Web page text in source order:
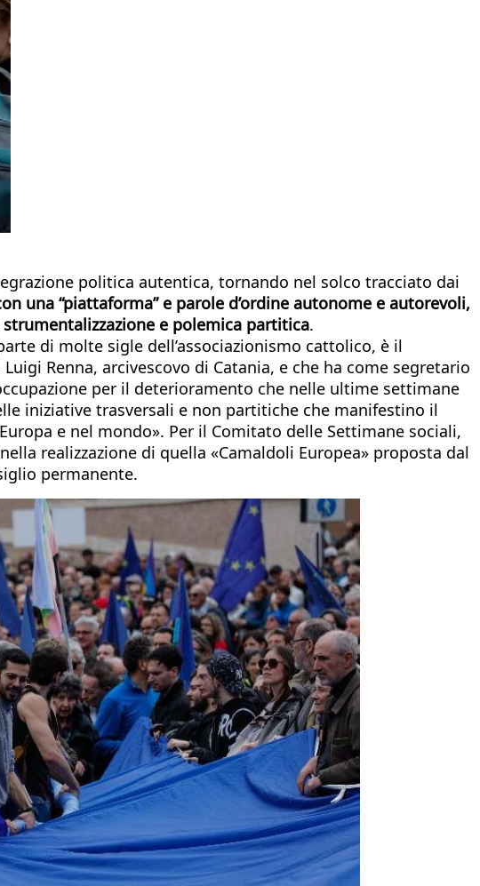
politica autentica, tornando nel solco tracciato dai
una “piattaforma” e parole d’ordine autonome e autorevoli,
e polemica partitica.
di molte sigle dell’associazionismo cattolico, è il
Renna, arcivescovo di Catania, e che ha come segretario
per il deterioramento che nelle ultime settimane
iniziative trasversali e non partitiche che manifestino il
e nel mondo». Per il Comitato delle Settimane sociali,
realizzazione di quella «Camaldoli Europea» proposta dal
permanente.